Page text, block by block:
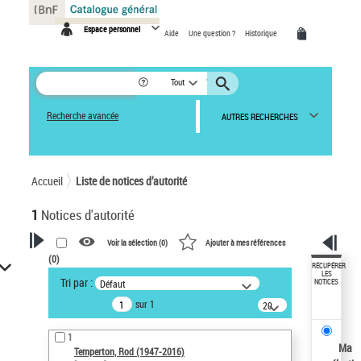
Espace personnel Aide Une question ? Historique
Tout
Recherche avancée AUTRES RECHERCHES
Accueil Liste de notices d’autorité
1 Notices d'autorité
VOTRE RECHERCHE
Recherche avancée dans les
notices d’autorité
Œuvres liées à l'auteur :
Temperton, Rod (1947-2016)
Voir la sélection (0) Ajouter à mes références
(0)
Tri par : Défaut
sur 1
20
résultats/page
1
Temperton, Rod (1947-2016)
RÉCUPÉRER
LES
NOTICES
Ma
Panneau de gestion des cookies